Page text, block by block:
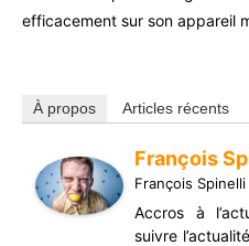
efficacement sur son appareil
À propos Articles récents
François
François Spinelli
Accros à
suivre